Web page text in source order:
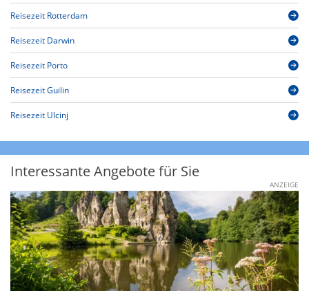
Reisezeit Rotterdam
Reisezeit Darwin
Reisezeit Porto
Reisezeit Guilin
Reisezeit Ulcinj
Interessante Angebote für Sie
ANZEIGE